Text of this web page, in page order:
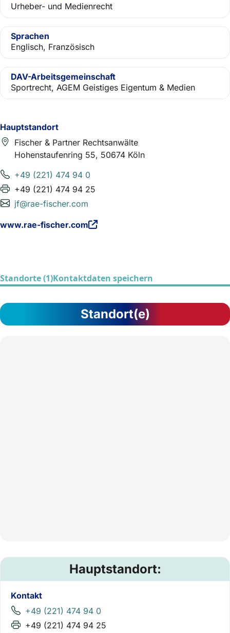
Hauptstandort
Fischer & Partner Rechtsanwälte
Hohenstaufenring 55, 50674 Köln
+49 (221) 474 94 0
+49 (221) 474 94 25
jf@rae-fischer.com
www.rae-fischer.com
Urheber- und Medienrecht
Sprachen
Englisch, Französisch
DAV-Arbeitsgemeinschaft
Sportrecht, AGEM Geistiges Eigentum & Medien
Standorte (1)Kontaktdaten speichern
Standort(e)
Hauptstandort:
Kontakt
+49 (221) 474 94 0
+49 (221) 474 94 25